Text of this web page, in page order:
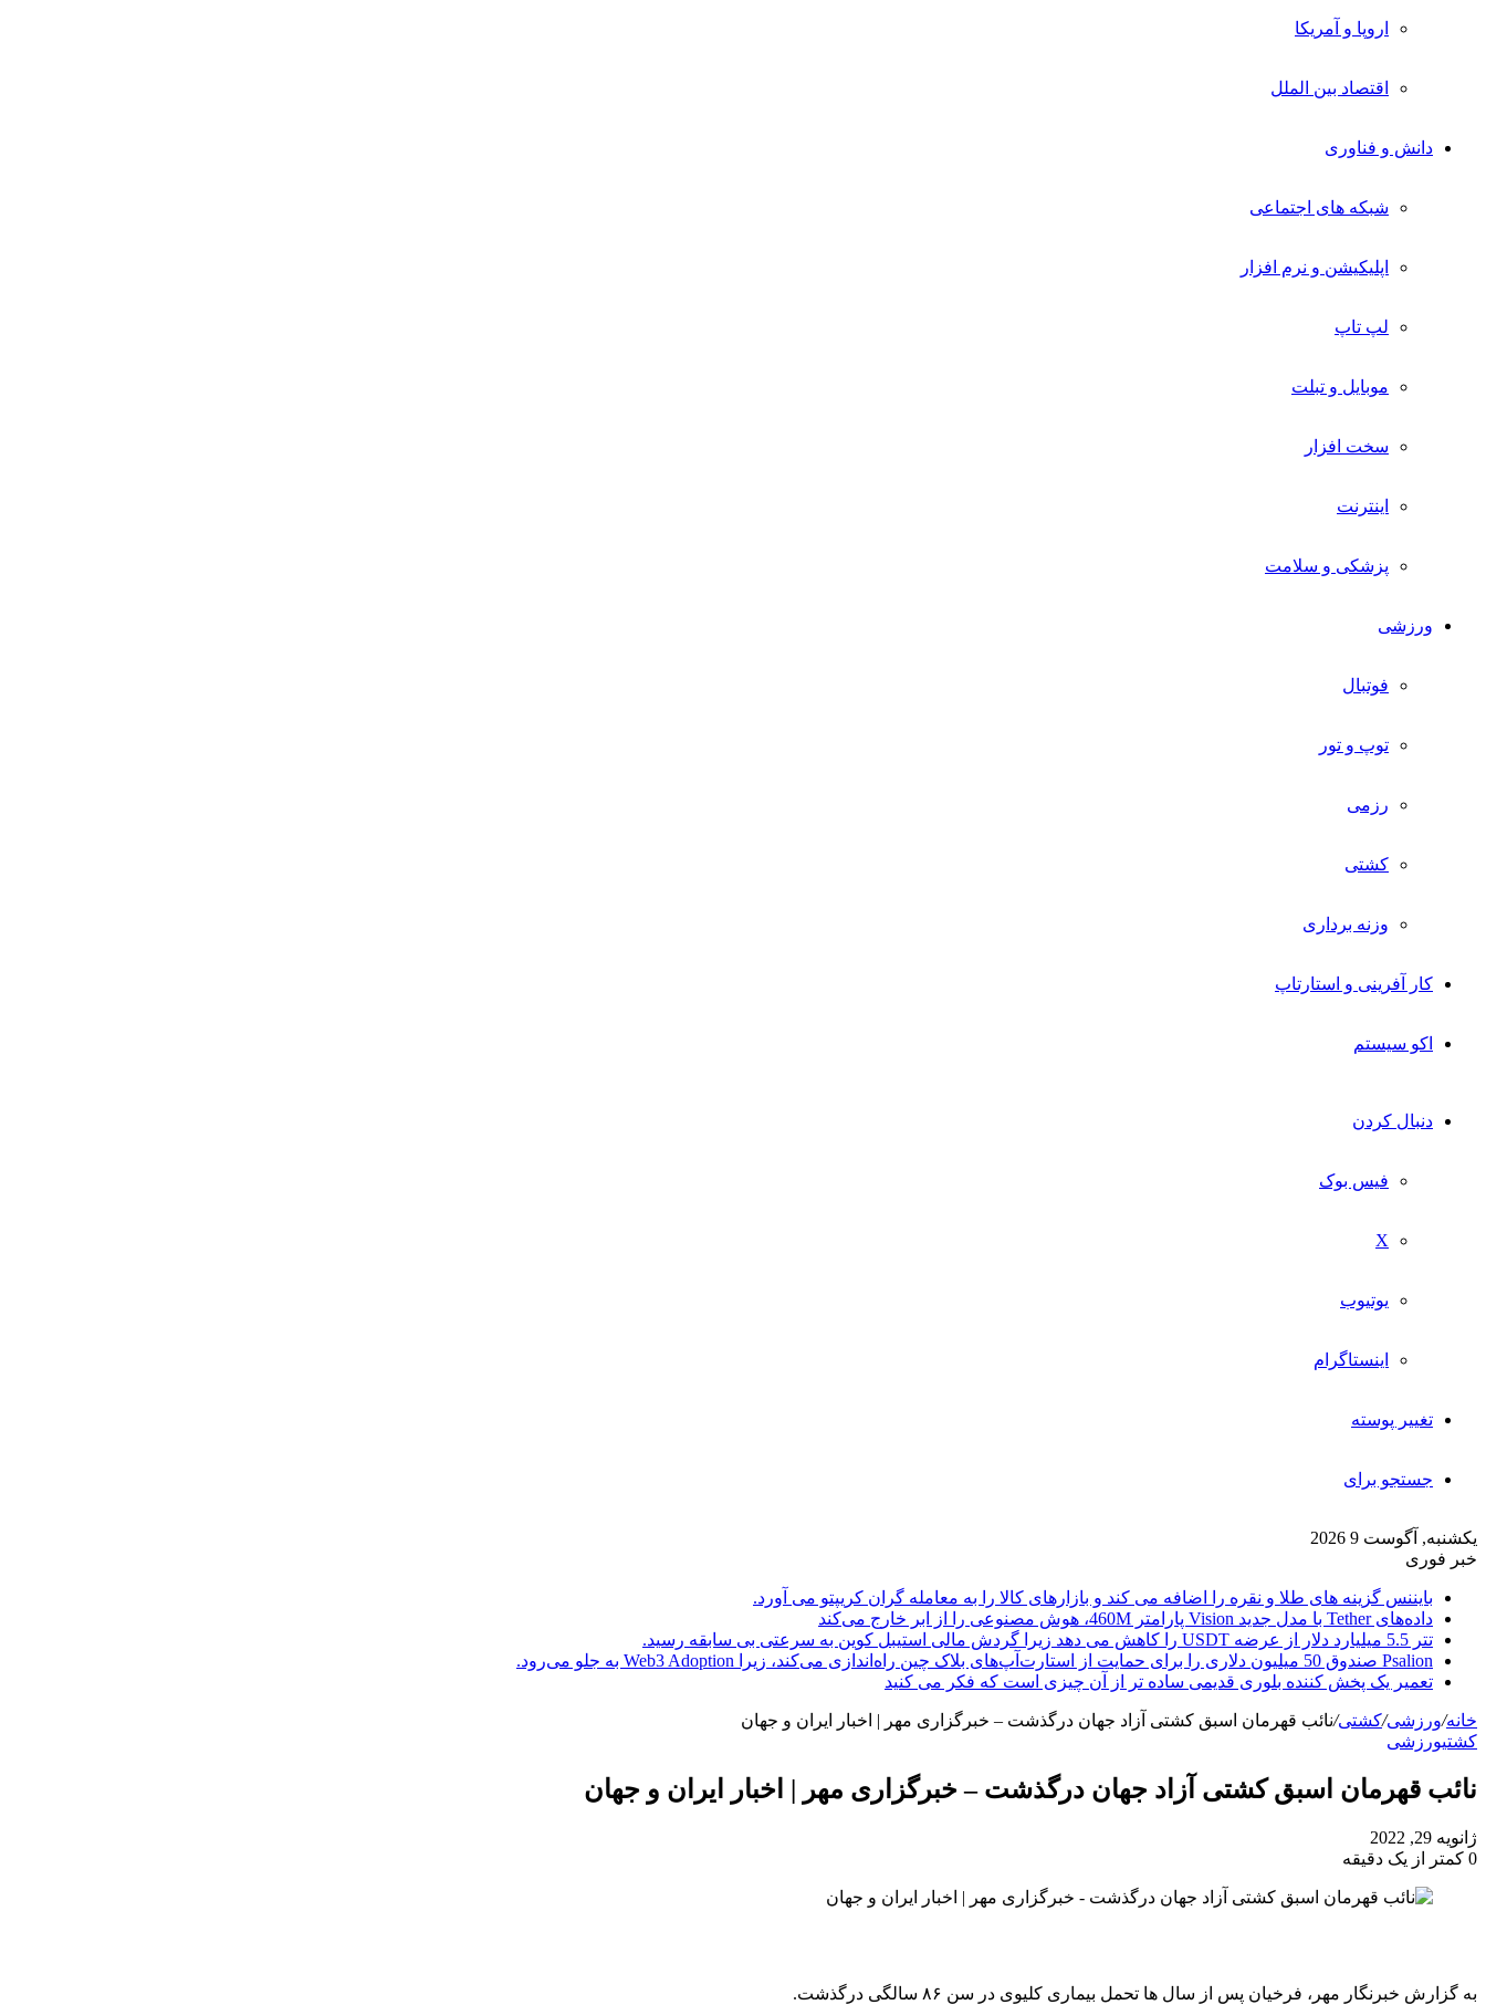
اروپا و آمریکا
اقتصاد بین الملل
دانش و فناوری
شبکه های اجتماعی
اپلیکیشن و نرم افزار
لپ تاپ
موبایل و تبلت
سخت افزار
اینترنت
پزشکی و سلامت
ورزشی
فوتبال
توپ و تور
رزمی
کشتی
وزنه برداری
کار آفرینی و استارتاپ
اکو سیستم
دنبال کردن
فیس بوک
X
یوتیوب
اینستاگرام
تغییر پوسته
جستجو برای
یکشنبه, آگوست 9 2026
خبر فوری
بایننس گزینه های طلا و نقره را اضافه می کند و بازارهای کالا را به معامله گران کریپتو می آورد.
داده‌های Tether با مدل جدید Vision پارامتر 460M، هوش مصنوعی را از ابر خارج می‌کند
تتر 5.5 میلیارد دلار از عرضه USDT را کاهش می دهد زیرا گردش مالی استیبل کوین به سرعتی بی سابقه رسید.
Psalion صندوق 50 میلیون دلاری را برای حمایت از استارت‌آپ‌های بلاک چین راه‌اندازی می‌کند، زیرا Web3 Adoption به جلو می‌رود.
تعمیر یک پخش کننده بلوری قدیمی ساده تر از آن چیزی است که فکر می کنید
خانه/ورزشی/کشتی/نائب قهرمان اسبق کشتی آزاد جهان درگذشت – خبرگزاری مهر | اخبار ایران و جهان
کشتیورزشی
نائب قهرمان اسبق کشتی آزاد جهان درگذشت – خبرگزاری مهر | اخبار ایران و جهان
ژانویه 29, 2022
0 کمتر از یک دقیقه
به گزارش خبرنگار مهر، فرخیان پس از سال ها تحمل بیماری کلیوی در سن ۸۶ سالگی درگذشت.